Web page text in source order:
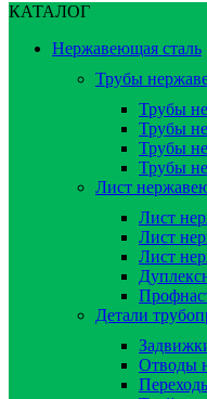
КАТАЛОГ
Нержавеющая сталь
Трубы
Трубы
Трубы
Трубы
Трубы
Лист
Лист
Лист
Лист
Детали
Отводы